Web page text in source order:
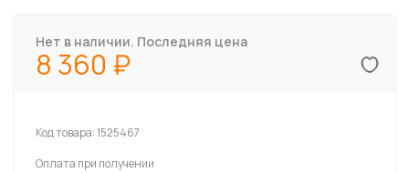
Нет в наличии. Последняя цена
8 360
Код товара:1525467
Оплата при получении